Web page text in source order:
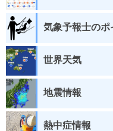
気象予報士のポ
世界天気
地震情報
熱中症情報